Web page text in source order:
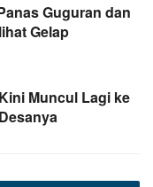
Guguran dan
Gelap
Muncul Lagi ke